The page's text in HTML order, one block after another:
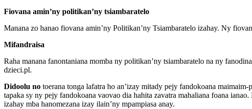
Fiovana amin’ny politikan’ny tsiambaratelo
Manana zo hanao fiovana amin’ny Politikan’ny Tsiambaratelo izahay. Ny
Mifandraisa
Raha manana fanontaniana momba ny politikan’ny tsiambaratelo na ny
dzieci.pl.
Didoolu no toerana tonga lafatra ho an’izay mitady pejy fandokoana
tapaka sy ny pejy fandokoana vaovao dia hahita zavatra mahaliana foana
izahay mba hanomezana izay ilain’ny mpampiasa anay.